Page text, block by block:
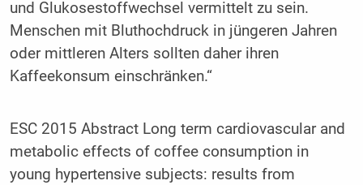
und Glukosestoffwechsel vermittelt zu sein.
Menschen mit Bluthochdruck in jüngeren Jahren
oder mittleren Alters sollten daher ihren
Kaffeekonsum einschränken.“
ESC 2015 Abstract Long term cardiovascular and
metabolic effects of coffee consumption in
young hypertensive subjects: results from